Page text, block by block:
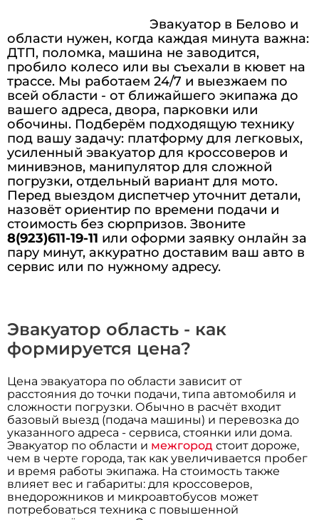
Эвакуатор в Белово и
области нужен, когда каждая минута важна:
ДТП, поломка, машина не заводится,
пробило колесо или вы съехали в кювет на
трассе. Мы работаем 24/7 и выезжаем по
всей области - от ближайшего экипажа до
вашего адреса, двора, парковки или
обочины. Подберём подходящую технику
под вашу задачу: платформу для легковых,
усиленный эвакуатор для кроссоверов и
минивэнов, манипулятор для сложной
погрузки, отдельный вариант для мото.
Перед выездом диспетчер уточнит детали,
назовёт ориентир по времени подачи и
стоимость без сюрпризов. Звоните
8(923)611-19-11 или оформи заявку онлайн за
пару минут, аккуратно доставим ваш авто в
сервис или по нужному адресу.
Эвакуатор область - как
формируется цена?
Цена эвакуатора по области зависит от
расстояния до точки подачи, типа автомобиля и
сложности погрузки. Обычно в расчёт входит
базовый выезд (подача машины) и перевозка до
указанного адреса - сервиса, стоянки или дома.
Эвакуатор по области и межгород стоит дороже,
чем в черте города, так как увеличивается пробег
и время работы экипажа. На стоимость также
влияет вес и габариты: для кроссоверов,
внедорожников и микроавтобусов может
потребоваться техника с повышенной